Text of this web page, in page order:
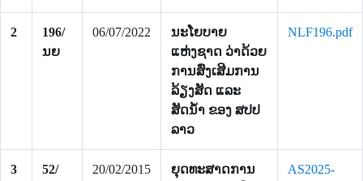
2
196/
ນຍ
06/07/2022
ນະໂຍບາຍ
ແຫ່ງຊາດ ວ່າດ້ວຍ
ການສົ່ງເສີມການ
ລ້ຽງສັດ ແລະ
ສັດນໍ້າ ຂອງ ສປປ
ລາວ
NLF196.pdf
3
52/
20/02/2015
ຍຸດທະສາດການ
AS2025-